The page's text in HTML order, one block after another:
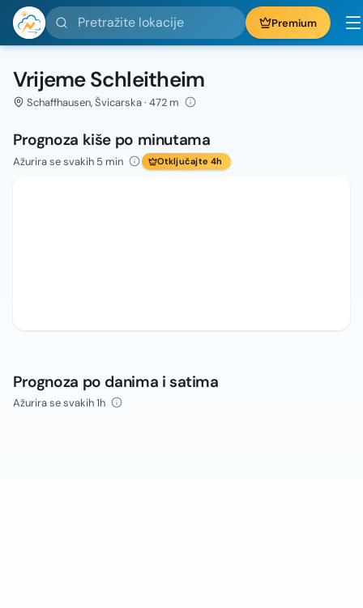
Pretražite lokacije Premium
Vrijeme Schleitheim
Schaffhausen, Švicarska · 472 m
Prognoza kiše po minutama
Ažurira se svakih 5 min Otključajte 4h
Prognoza po danima i satima
Ažurira se svakih 1h